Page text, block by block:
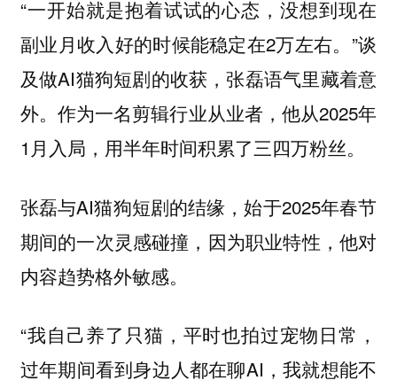
“一开始就是抱着试试的心态，没想到现在
副业月收入好的时候能稳定在2万左右。”谈
及做AI猫狗短剧的收获，张磊语气里藏着意
外。作为一名剪辑行业从业者，他从2025年
1月入局，用半年时间积累了三四万粉丝。
张磊与AI猫狗短剧的结缘，始于2025年春节
期间的一次灵感碰撞，因为职业特性，他对
内容趋势格外敏感。
“我自己养了只猫，平时也拍过宠物日常，
过年期间看到身边人都在聊AI，我就想能不